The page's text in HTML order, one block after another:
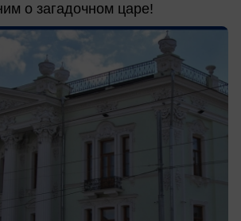
о загадочном царе!